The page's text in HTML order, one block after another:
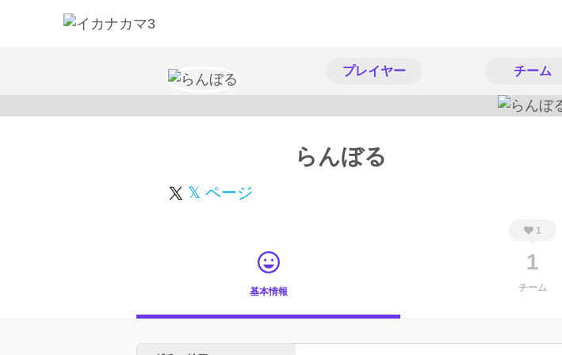
プレイヤー チーム
らんぼる
𝕏 ページ
基本情報
1
1
チーム